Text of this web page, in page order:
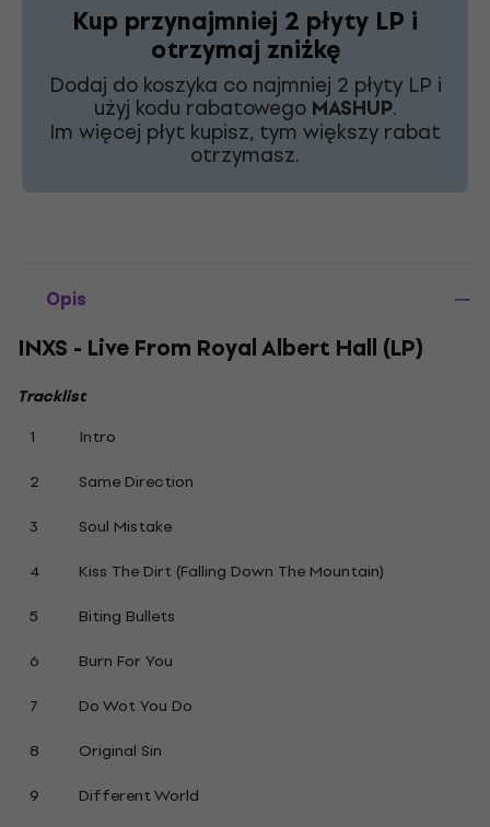
Kup przynajmniej 2 płyty LP i
otrzymaj zniżkę
Dodaj do koszyka co najmniej 2 płyty LP i
użyj kodu rabatowego MASHUP.
Im więcej płyt kupisz, tym większy rabat
otrzymasz.
Opis
INXS - Live From Royal Albert Hall (LP)
Tracklist
1
Intro
2
Same Direction
3
Soul Mistake
4
Kiss The Dirt (Falling Down The Mountain)
5
Biting Bullets
6
Burn For You
7
Do Wot You Do
8
Original Sin
9
Different World